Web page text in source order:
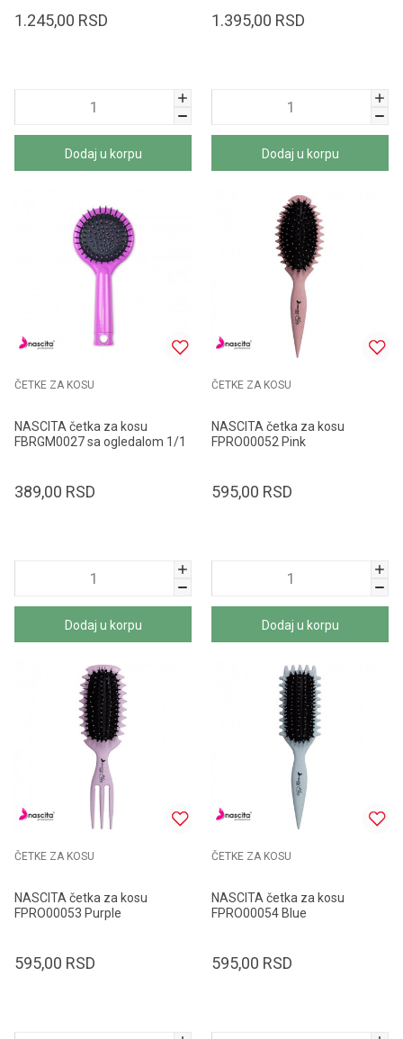
1.245,00 RSD
Dodaj u korpu
1.395,00 RSD
Dodaj u korpu
ČETKE ZA KOSU
NASCITA četka za kosu
FBRGM0027 sa ogledalom 1/1
389,00 RSD
Dodaj u korpu
ČETKE ZA KOSU
NASCITA četka za kosu
FPRO00052 Pink
595,00 RSD
Dodaj u korpu
ČETKE ZA KOSU
NASCITA četka za kosu
FPRO00053 Purple
595,00 RSD
ČETKE ZA KOSU
NASCITA četka za kosu
FPRO00054 Blue
595,00 RSD